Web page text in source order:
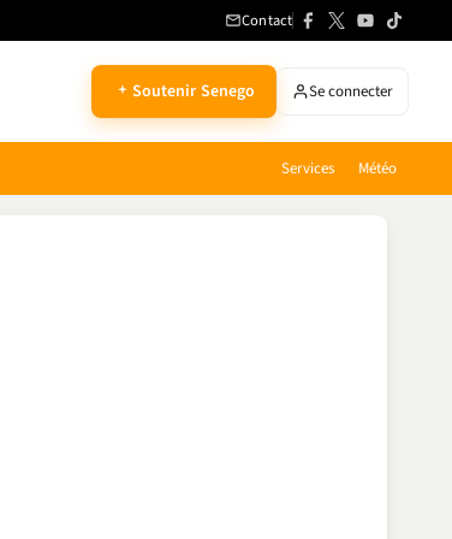
Contact
Soutenir Senego Se connecter
Services Météo